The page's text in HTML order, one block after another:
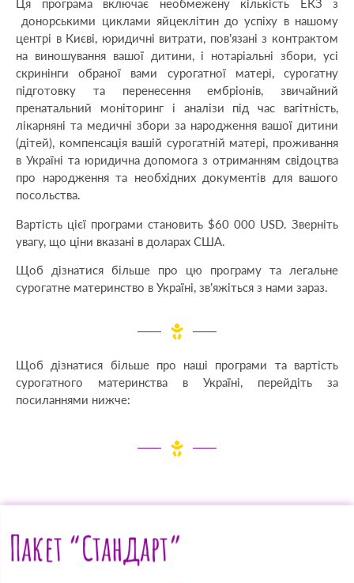
Ця програма включає необмежену кількість ЕКЗ з
донорськими циклами яйцеклітин до успіху в нашому
центрі в Києві, юридичні витрати, пов’язані з контрактом
на виношування вашої дитини, і нотаріальні збори, усі
скринінги обраної вами сурогатної матері, сурогатну
підготовку та перенесення ембріонів, звичайний
пренатальний моніторинг і аналізи під час вагітність,
лікарняні та медичні збори за народження вашої дитини
(дітей), компенсація вашій сурогатній матері, проживання
в Україні та юридична допомога з отриманням свідоцтва
про народження та необхідних документів для вашого
посольства.
Вартість цієї програми становить $60 000 USD. Зверніть
увагу, що ціни вказані в доларах США.
Щоб дізнатися більше про цю програму та легальне
сурогатне материнство в Україні, зв’яжіться з нами зараз.
Щоб дізнатися більше про наші програми та вартість
сурогатного материнства в Україні, перейдіть за
посиланнями нижче:
Пакет “Стандарт”